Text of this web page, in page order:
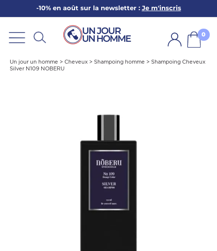
-10% en août sur la newsletter : Je m'inscris
0
Un jour un homme > Cheveux > Shampoing homme > Shampoing Cheveux
Silver N109 NOBERU